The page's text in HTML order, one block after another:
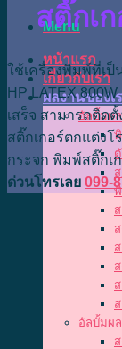
Menu
หน้าแรก
เกี่ยวกับเรา
ผลงานของเ
อัลบั้มผ
อัลบั้มผ
สติ๊กเ
ใช้เครื่องพิมพ์ที่เ
HP LATEX
เสร็จ สามารถติด
สติ๊กเกอร์ตกแต่งโ
กระจก พิมพ์สติ๊กเ
ด่วนโทรเลย 099-